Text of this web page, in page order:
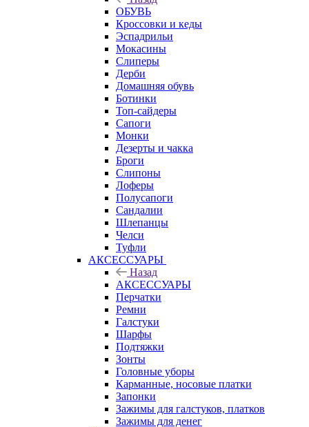
ОБУВЬ
Кроссовки и кеды
Эспадрильи
Мокасины
Слиперы
Дерби
Домашняя обувь
Ботинки
Топ-сайдеры
Сапоги
Монки
Дезерты и чакка
Броги
Слипоны
Лоферы
Полусапоги
Сандалии
Шлепанцы
Челси
Туфли
АКСЕССУАРЫ
Назад
АКСЕССУАРЫ
Перчатки
Ремни
Галстуки
Шарфы
Подтяжки
Зонты
Головные уборы
Карманные, носовые платки
Запонки
Зажимы для галстуков, платков
Зажимы для денег